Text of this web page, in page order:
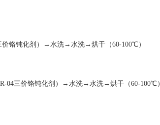
铬钝化剂）→水洗→水洗→烘干（60-100℃）
三价铬钝化剂）→水洗→水洗→烘干（60-100℃）